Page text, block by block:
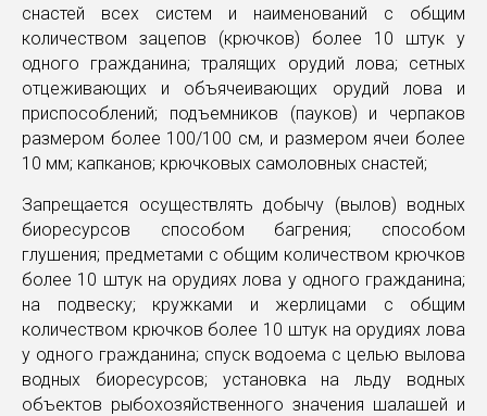
снастей всех систем и наименований с общим
количеством зацепов (крючков) более 10 штук у
одного гражданина; тралящих орудий лова; сетных
отцеживающих и объячеивающих орудий лова и
приспособлений; подъемников (пауков) и черпаков
размером более 100/100 см, и размером ячеи более
10 мм; капканов; крючковых самоловных снастей;
Запрещается осуществлять добычу (вылов) водных
биоресурсов способом багрения; способом
глушения; предметами с общим количеством крючков
более 10 штук на орудиях лова у одного гражданина;
на подвеску; кружками и жерлицами с общим
количеством крючков более 10 штук на орудиях лова
у одного гражданина; спуск водоема с целью вылова
водных биоресурсов; установка на льду водных
объектов рыбохозяйственного значения шалашей и